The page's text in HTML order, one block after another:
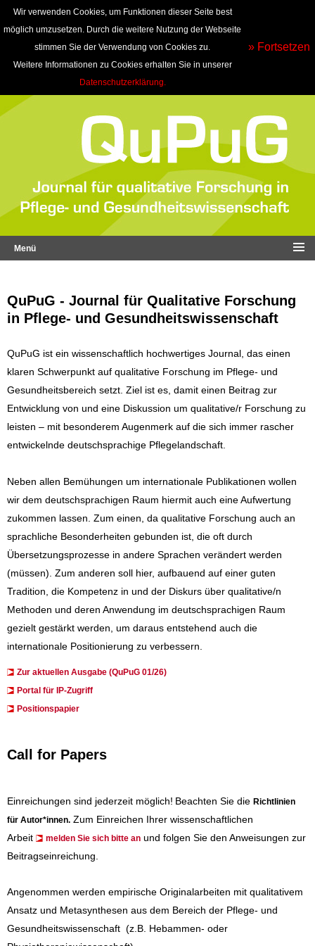
Wir verwenden Cookies, um Funktionen dieser Seite best
möglich umzusetzen. Durch die weitere Nutzung der Webseite
stimmen Sie der Verwendung von Cookies zu.
Weitere Informationen zu Cookies erhalten Sie in unserer
Datenschutzerklärung.
» Fortsetzen
Menü
QuPuG - Journal für Qualitative Forschung
in Pflege- und Gesundheitswissenschaft
QuPuG ist ein wissenschaftlich hochwertiges Journal, das einen
klaren Schwerpunkt auf qualitative Forschung im Pflege- und
Gesundheitsbereich setzt. Ziel ist es, damit einen Beitrag zur
Entwicklung von und eine Diskussion um qualitative/r Forschung zu
leisten – mit besonderem Augenmerk auf die sich immer rascher
entwickelnde deutschsprachige Pflegelandschaft.
Neben allen Bemühungen um internationale Publikationen wollen
wir dem deutschsprachigen Raum hiermit auch eine Aufwertung
zukommen lassen. Zum einen, da qualitative Forschung auch an
sprachliche Besonderheiten gebunden ist, die oft durch
Übersetzungsprozesse in andere Sprachen verändert werden
(müssen). Zum anderen soll hier, aufbauend auf einer guten
Tradition, die Kompetenz in und der Diskurs über qualitative/n
Methoden und deren Anwendung im deutschsprachigen Raum
gezielt gestärkt werden, um daraus entstehend auch die
internationale Positionierung zu verbessern.
Zur aktuellen Ausgabe (QuPuG 01/26)
​​​Portal für IP-Zugriff
Positionspapier
Call for Papers
Einreichungen sind jederzeit möglich! Beachten Sie die Richtlinien
für Autor*innen. Zum Einreichen Ihrer wissenschaftlichen
Arbeit
melden Sie sich bitte an und folgen Sie den Anweisungen zur
Beitragseinreichung.
Angenommen werden empirische Originalarbeiten mit qualitativem
Ansatz und Metasynthesen aus dem Bereich der Pflege- und
Gesundheitswissenschaft (z.B. Hebammen- oder